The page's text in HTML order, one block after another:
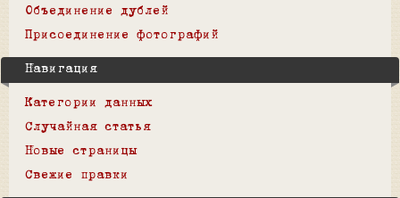
Объединение дублей
Присоединение фотографий
Навигация
Категории данных
Случайная статья
Новые страницы
Свежие правки